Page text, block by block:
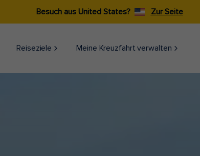
Besuch aus United States? Zur Seite
Reiseziele​ Meine Kreuzfahrt verwalten